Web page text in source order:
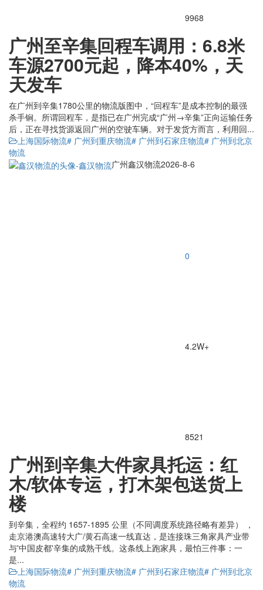
9968
广州至辛集回程车调用：6.8米
车源2700元起，降本40%，天
天发车
在广州到辛集1780公里的物流版图中，“回程车”是成本控制的最强
杀手锏。所谓回程车，是指已在广州完成“广州→辛集”正向运输任务
后，正在寻找货源返回广州的空驶车辆。对于发货方而言，利用回...
上海国际物流# 广州到重庆物流# 广州到石家庄物流# 广州到北京
物流
广州鑫汉物流2026-8-6
0
4.2W+
8521
广州到辛集大件家具托运：红
木/软体专运，打木架包送货上
楼
到辛集，全程约 1657-1895 公里（不同调度系统路径略有差异） ，
走京港澳高速转大广/黄石高速一线直达，是连接珠三角家具产业带
与'中国皮都'辛集的成熟干线。这条线上跑家具，最怕三件事：一
是...
上海国际物流# 广州到重庆物流# 广州到石家庄物流# 广州到北京
物流